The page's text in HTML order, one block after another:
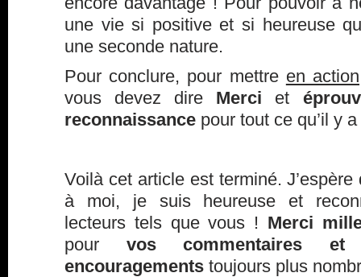
une vie si positive et si heureuse
une seconde nature.
Pour conclure, pour mettre en action
vous devez dire Merci et
reconnaissance pour tout ce qu’il y
Voilà cet article est terminé.
à moi, je suis heureuse et
lecteurs tels que vous ! Merci
pour vos commentaires et
encouragements toujours plus